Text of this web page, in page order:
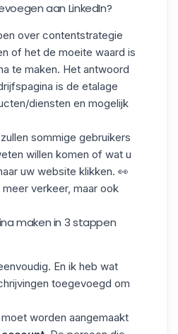
aan LinkedIn?
over contentstrategie
of het de moeite waard is
te maken. Het antwoord
is de etalage
diensten en mogelijk
sommige gebruikers
willen komen of wat u
uw website klikken. 👀
verkeer, maar ook
maken in 3 stappen
En ik heb wat
toegevoegd om
worden aangemaakt